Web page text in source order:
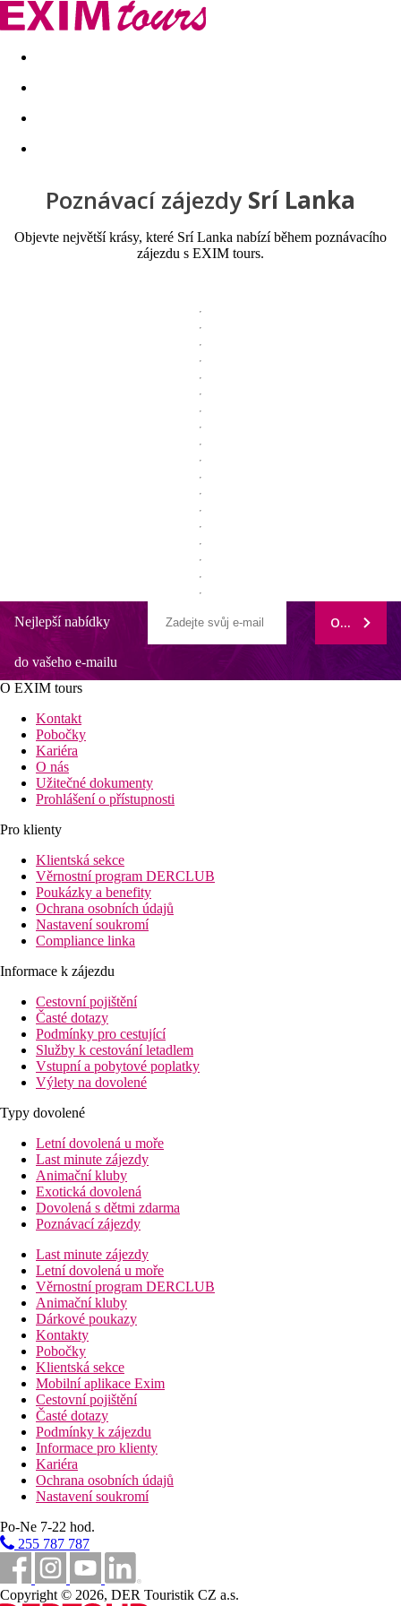
Akční nabídky Last minute
Poznávací zájezdySrí Lanka
Objevte největší krásy, které Srí Lanka nabízí během poznávacího
zájezdu s EXIM tours.
Nejlepší nabídky
do vašeho e-mailu
ODEBÍRAT
O EXIM tours
Kontakt
Pobočky
Kariéra
O nás
Užitečné dokumenty
Prohlášení o přístupnosti
Pro klienty
Klientská sekce
Věrnostní program DERCLUB
Poukázky a benefity
Ochrana osobních údajů
Nastavení soukromí
Compliance linka
Informace k zájezdu
Cestovní pojištění
Časté dotazy
Podmínky pro cestující
Služby k cestování letadlem
Vstupní a pobytové poplatky
Výlety na dovolené
Typy dovolené
Letní dovolená u moře
Last minute zájezdy
Animační kluby
Exotická dovolená
Dovolená s dětmi zdarma
Poznávací zájezdy
Last minute zájezdy
Letní dovolená u moře
Věrnostní program DERCLUB
Animační kluby
Dárkové poukazy
Kontakty
Pobočky
Klientská sekce
Mobilní aplikace Exim
Cestovní pojištění
Časté dotazy
Podmínky k zájezdu
Informace pro klienty
Kariéra
Ochrana osobních údajů
Nastavení soukromí
Po-Ne 7-22 hod.
255 787 787
Copyright © 2026, DER Touristik CZ a.s.